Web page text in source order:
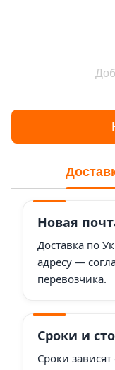
Новая
Доставка по
адресу —
перевозчика.
Сроки и
Сроки